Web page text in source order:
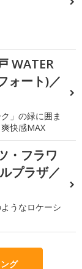
WATER
ォート)／
」の緑に囲ま
快感MAX
・フラワ
プラザ／
うなロケーシ
グ